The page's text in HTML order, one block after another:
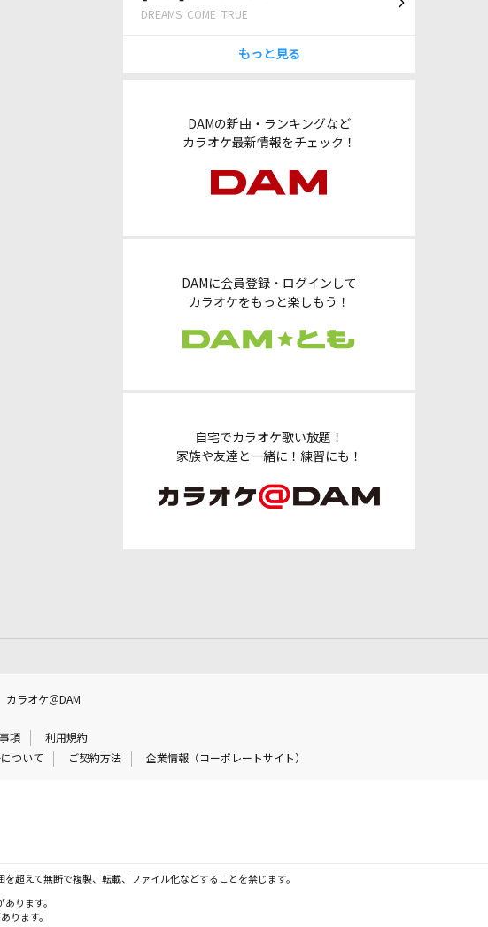
DREAMS COME TRUE
もっと見る
DAMの新曲・ランキングなど
カラオケ最新情報をチェック！
DAMに会員登録・ログインして
カラオケをもっと楽しもう！
自宅でカラオケ歌い放題！
家族や友達と一緒に！練習にも！
カラオケ＠DAM
項
利用規約
ついて ご契約方法 企業情報（コーポレートサイト）
超えて無断で複製、転載、ファイル化などすることを禁じます。
ります。
ります。